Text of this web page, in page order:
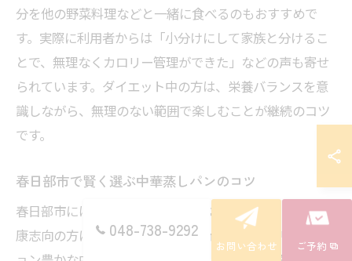
分を他の野菜料理などと一緒に食べるのもおすすめで
す。実際に利用者からは「小分けにして家族と分けるこ
とで、無理なくカロリー管理ができた」などの声も寄せ
られています。ダイエット中の方は、栄養バランスを意
識しながら、無理のない範囲で楽しむことが継続のコツ
です。
春日部市で賢く選ぶ中華蒸しパンのコツ
春日部市には、地元の食材を使った限定蒸しパンや、健
康志向の方に向けた低カロリータイプなど、バリエーシ
048-738-9292
お問い合わせ ご予約